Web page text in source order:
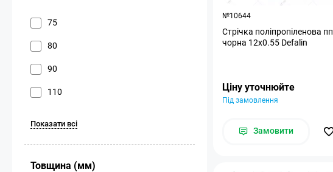
75
80
90
110
Показати всі
Товщина (мм)
№10644
Стрічка поліпропіленова пп
чорна 12х0.55 Defalin
Ціну уточнюйте
Під замовлення
Замовити